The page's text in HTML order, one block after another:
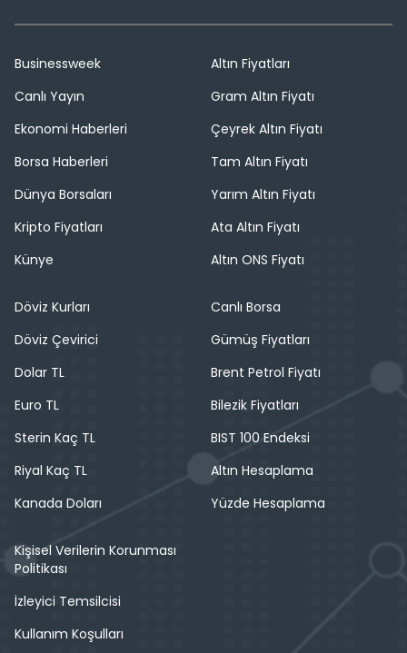
Businessweek
Canlı Yayın
Ekonomi Haberleri
Borsa Haberleri
Dünya Borsaları
Kripto Fiyatları
Künye
Altın Fiyatları
Gram Altın Fiyatı
Çeyrek Altın Fiyatı
Tam Altın Fiyatı
Yarım Altın Fiyatı
Ata Altın Fiyatı
Altın ONS Fiyatı
Döviz Kurları
Döviz Çevirici
Dolar TL
Euro TL
Sterin Kaç TL
Riyal Kaç TL
Kanada Doları
Canlı Borsa
Gümüş Fiyatları
Brent Petrol Fiyatı
Bilezik Fiyatları
BIST 100 Endeksi
Altın Hesaplama
Yüzde Hesaplama
Kişisel Verilerin Korunması
Politikası
İzleyici Temsilcisi
Kullanım Koşulları